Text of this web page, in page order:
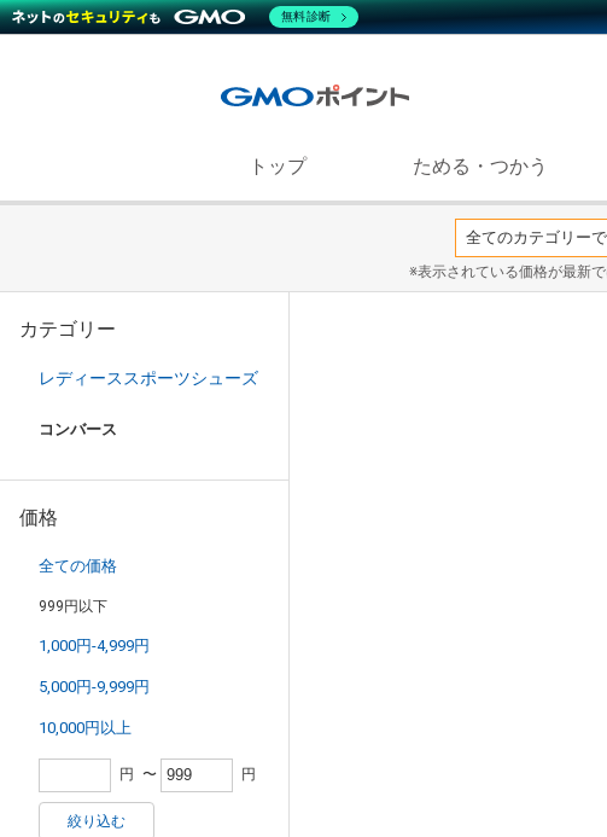
トップ ためる・つかう
※表示されている価格が最新
カテゴリー
レディーススポーツシューズ
コンバース
価格
全ての価格
999円以下
1,000円-4,999円
5,000円-9,999円
10,000円以上
円 〜 円
絞り込む
無料診断